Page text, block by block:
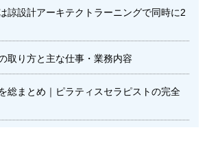
諒設計アーキテクトラーニングで同時に2
取り方と主な仕事・業務内容
総まとめ｜ピラティスセラピストの完全